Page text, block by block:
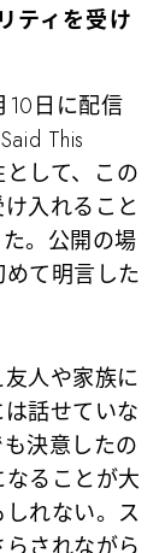
ティを受け
10日に配信
This
して、この
入れること
。公開の場
て明言した
人や家族に
話せていな
決意したの
ることが大
れない。ス